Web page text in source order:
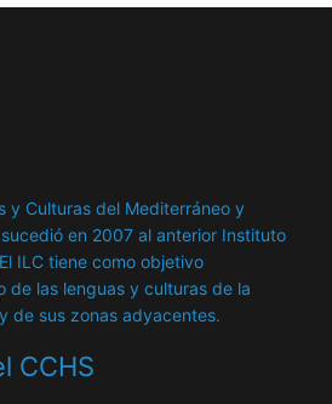
y Culturas del Mediterráneo y
en 2007 al anterior Instituto
ILC tiene como objetivo
de las lenguas y culturas de la
de sus zonas adyacentes.
CCHS